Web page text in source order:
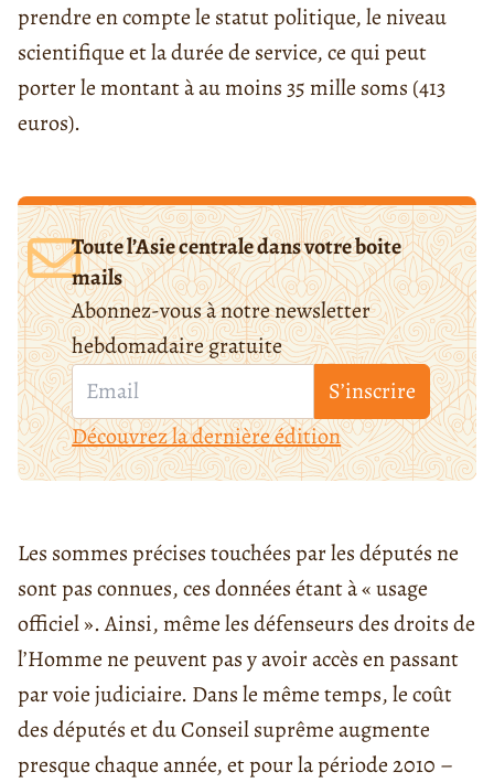
prendre en compte le statut politique, le niveau
scientifique et la durée de service, ce qui peut
porter le montant à au moins 35 mille soms (413
euros).
Toute l’Asie centrale dans votre boite
mails
Abonnez-vous à notre newsletter
hebdomadaire gratuite
S’inscrire
Découvrez la dernière édition
Les sommes précises touchées par les députés ne
sont pas connues, ces données étant à « usage
officiel».Ainsi, même les défenseurs des droits de
l’Homme ne peuvent pas y avoir accès en passant
par voie judiciaire. Dans le même temps, le coût
des députés et du Conseil suprême augmente
presque chaque année, et pour la période 2010 –